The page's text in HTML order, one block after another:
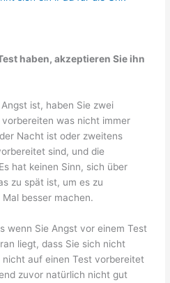
haben, akzeptieren Sie ihn
ist, haben Sie zwei
was nicht immer
Nacht ist oder zweitens
sind, und die
hat keinen Sinn, sich über
zu spät ist, um es zu
besser machen.
wenn Sie Angst vor einem Test
liegt, dass Sie sich nicht
auf einen Test vorbereitet
zuvor natürlich nicht gut